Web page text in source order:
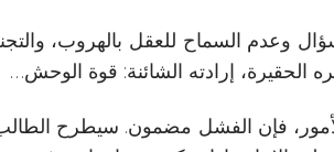
وعدم السماح للعقل بالهروب،
إرادته الشائنة: قوة الوحش…
فإن الفشل مضمون. سيطرح الطالب